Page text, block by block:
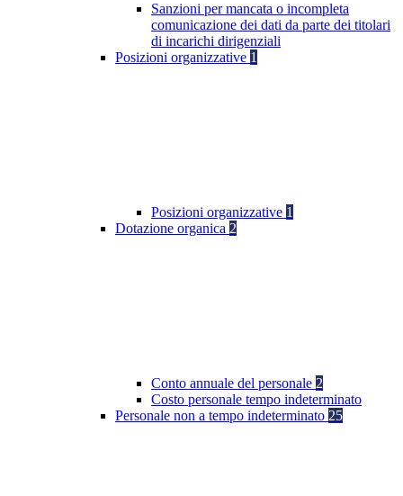
Sanzioni per mancata o incompleta
comunicazione dei dati da parte dei titolari
di incarichi dirigenziali
Posizioni organizzative 1
Posizioni organizzative 1
Dotazione organica 2
Conto annuale del personale 2
Costo personale tempo indeterminato
Personale non a tempo indeterminato 25